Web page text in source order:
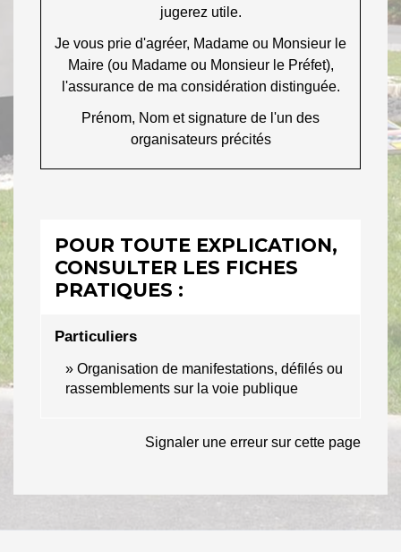
jugerez utile.
Je vous prie d'agréer, Madame ou Monsieur le
Maire (ou Madame ou Monsieur le Préfet),
l'assurance de ma considération distinguée.
Prénom, Nom et signature de l'un des
organisateurs précités
POUR TOUTE EXPLICATION,
CONSULTER LES FICHES
PRATIQUES :
Particuliers
Organisation de manifestations, défilés ou
rassemblements sur la voie publique
Signaler une erreur sur cette page